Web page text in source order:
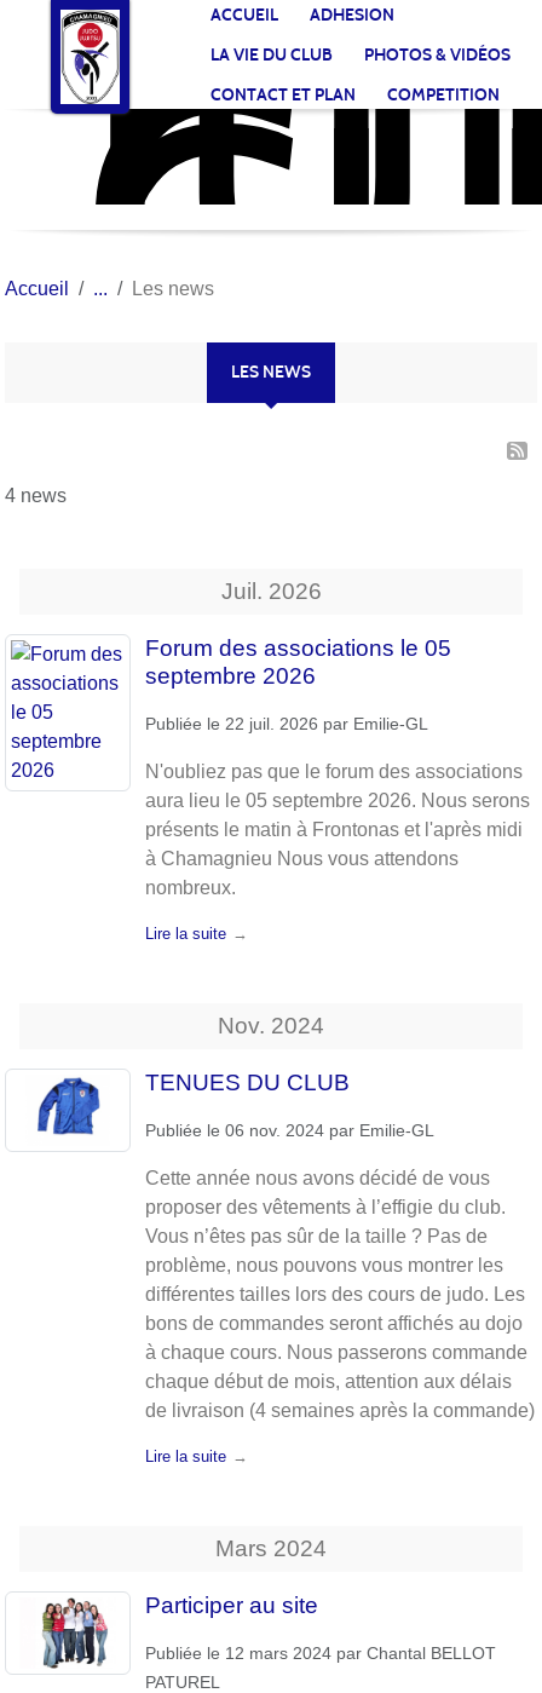
ACCUEIL
ADHESION
LA VIE DU CLUB
PHOTOS & VIDÉOS
CONTACT ET PLAN
COMPETITION
Accueil Les news
LES NEWS
4 news
Juil. 2026
Forum des associations le 05
septembre 2026
Publiée le 22 juil. 2026 par Emilie-GL
N'oubliez pas que le forum des associations
aura lieu le 05 septembre 2026. Nous serons
présents le matin à Frontonas et l'après midi
à Chamagnieu Nous vous attendons
nombreux.
Lire la suite
Nov. 2024
TENUES DU CLUB
Publiée le 06 nov. 2024 par Emilie-GL
Cette année nous avons décidé de vous
proposer des vêtements à l’effigie du club.
Vous n’êtes pas sûr de la taille ? Pas de
problème, nous pouvons vous montrer les
différentes tailles lors des cours de judo. Les
bons de commandes seront affichés au dojo
à chaque cours. Nous passerons commande
chaque début de mois, attention aux délais
de livraison (4 semaines après la commande)
Lire la suite
Mars 2024
Participer au site
Publiée le 12 mars 2024 par Chantal BELLOT
PATUREL
Panneau de gestion des cookies